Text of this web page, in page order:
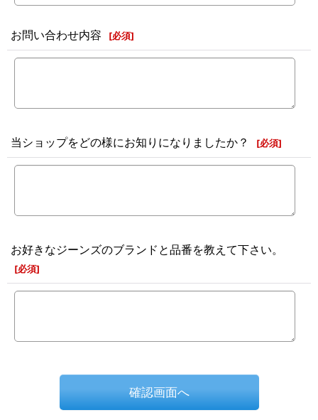
お問い合わせ内容 [必須]
当ショップをどの様にお知りになりましたか？ [必須]
お好きなジーンズのブランドと品番を教えて下さい。
[必須]
確認画面へ